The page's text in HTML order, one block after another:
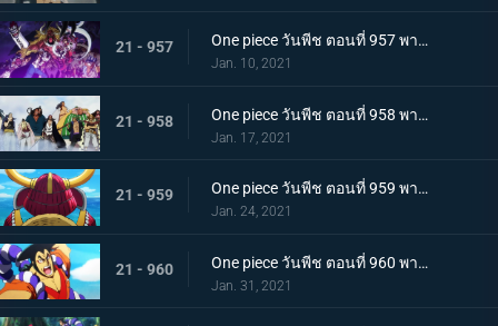
21 - 957 One piece วันพีช ตอนที่ 957 พากย์ไทย ข่าวใหญ่! เหตุการณ์ที่ส่งผลต่อ 7 เทพโจรสลัด!
Jan. 10, 2021
21 - 958 One piece วันพีช ตอนที่ 958 พากย์ไทย ตำนานการต่อสู้! การ์ปและโรเจอร์
Jan. 17, 2021
21 - 959 One piece วันพีช ตอนที่ 959 พากย์ไทย ท่าเรือที่นัดพบ! วะโนะคุนิองก์ 3 เริ่มแล้ว!
Jan. 24, 2021
21 - 960 One piece วันพีช ตอนที่ 960 พากย์ไทย ซามูไรอันดับหนึ่งของวะโนะคุนิ! โคสึกิ โอเด้ง มาแล้ว
Jan. 31, 2021